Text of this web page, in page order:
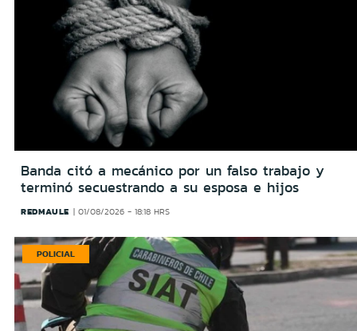
Banda citó a mecánico por un falso trabajo y
terminó secuestrando a su esposa e hijos
REDMAULE 01/08/2026 - 18:18 HRS
POLICIAL